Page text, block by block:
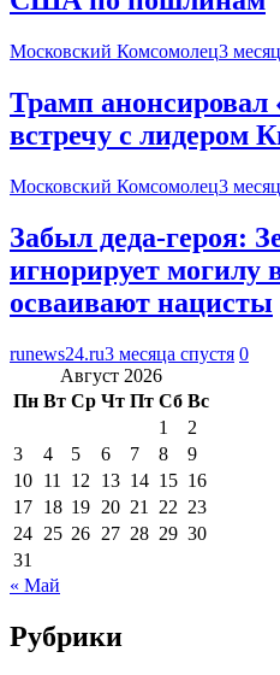
Московский Комсомолец3
Трамп анонсировал
встречу с лидером
Московский Комсомолец3
Забыл деда-героя:
игнорирует могилу
осваивают нацисты
runews24.ru3 месяца спустя 0
Август 2026
Пн Вт Ср Чт Пт Сб Вс
1
2
3
4 5 6 7 8
9
10 11 12 13 14 15 16
17 18 19 20 21 22 23
24 25 26 27 28 29 30
31
« Май
Рубрики